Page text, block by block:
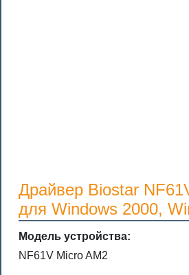
Драйвер Biostar
для Windows 2000,
Модель устройства:
NF61V Micro AM2